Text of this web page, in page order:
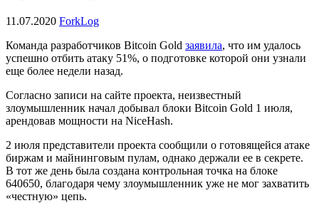
11.07.2020 ForkLog
Команда разработчиков Bitcoin Gold заявила, что им удалось
успешно отбить атаку 51%, о подготовке которой они узнали
еще более недели назад.
Согласно записи на сайте проекта, неизвестный
злоумышленник начал добывал блоки Bitcoin Gold 1 июля,
арендовав мощности на NiceHash.
2 июля представители проекта сообщили о готовящейся атаке
биржам и майнинговым пулам, однако держали ее в секрете.
В тот же день была создана контрольная точка на блоке
640650, благодаря чему злоумышленник уже не мог захватить
«честную» цепь.